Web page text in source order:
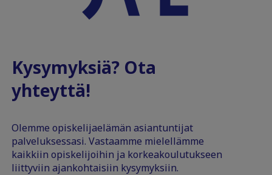
Kysymyksiä? Ota
yhteyttä!
Olemme opiskelijaelämän asiantuntijat
palveluksessasi. Vastaamme mielellämme
kaikkiin opiskelijoihin ja korkeakoulutukseen
liittyviin ajankohtaisiin kysymyksiin.